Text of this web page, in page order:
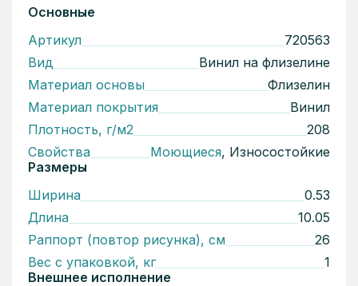
Основные
Артикул
720563
Вид
Винил на флизелине
Материал основы
Флизелин
Материал покрытия
Винил
Плотность, г/м2
208
Свойства
Моющиеся, Износостойкие
Размеры
Ширина
0.53
Длина
10.05
Раппорт (повтор рисунка), см
26
Вес с упаковкой, кг
1
Внешнее исполнение